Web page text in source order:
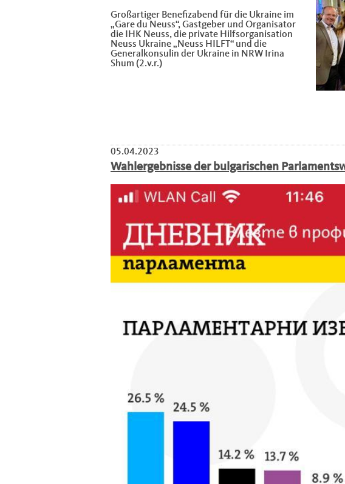
Großartiger Benefizabend für die Ukraine im
„Gare du Neuss“, Gastgeber und Organisator
die IHK Neuss, die private Hilfsorganisation
Neuss Ukraine „Neuss HILFT“ und die
Generalkonsulin der Ukraine in NRW Irina
Shum (2.v.r.)
05.04.2023
Wahlergebnisse der bulgarischen